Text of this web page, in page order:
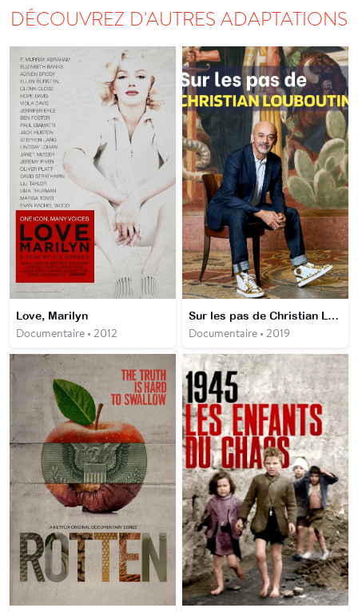
DÉCOUVREZ D'AUTRES ADAPTATIONS
Love, Marilyn
Documentaire • 2012
Sur les pas de Christian Louboutin
Documentaire • 2019